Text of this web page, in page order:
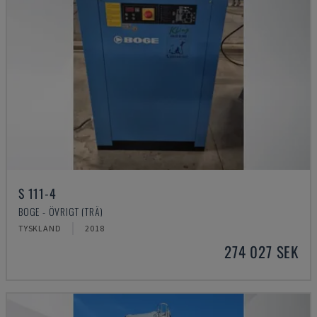
S 111-4
BOGE - ÖVRIGT (TRÄ)
TYSKLAND 2018
274 027 SEK